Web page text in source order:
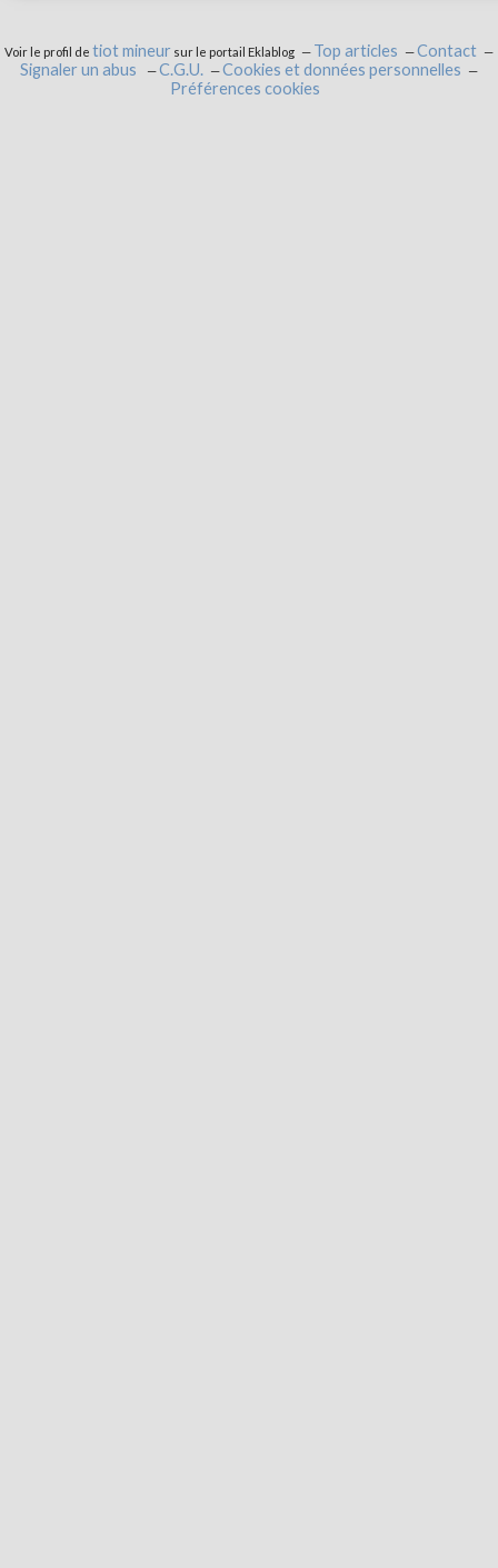
Voir le profil de tiot mineur sur le portail Eklablog Top articles
Contact
Signaler un abus
C.G.U.
Cookies et données personnelles
Préférences cookies